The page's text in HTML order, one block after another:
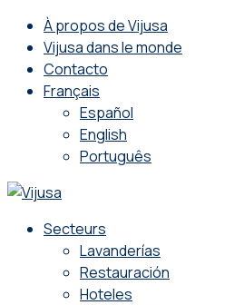
À propos de Vijusa
Vijusa dans le monde
Contacto
Français
Español
English
Português
Secteurs
Lavanderías
Restauración
Hoteles